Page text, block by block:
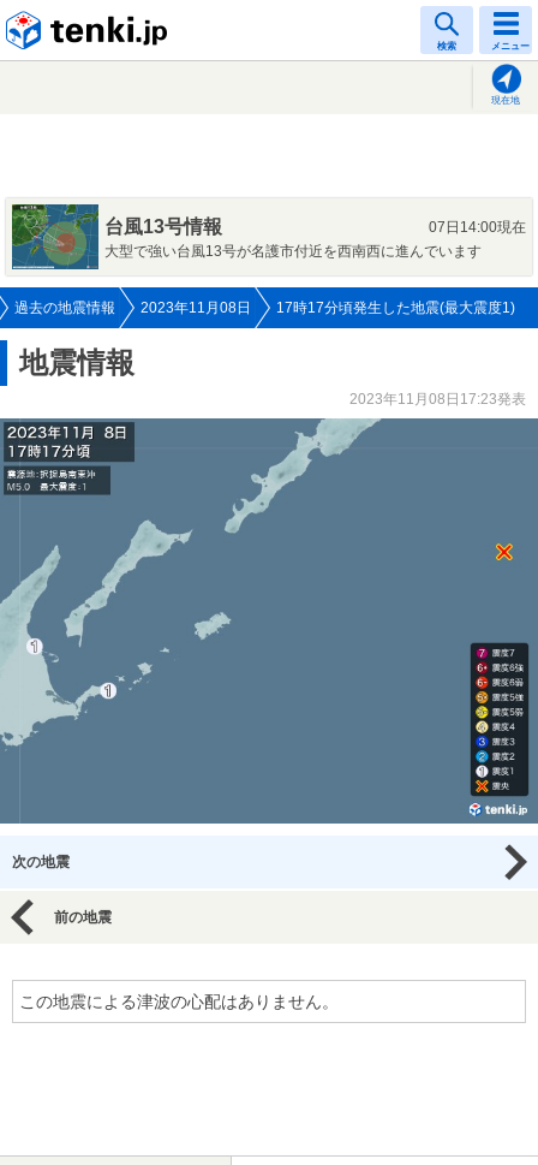
検索 メニュー
現在地
台風13号情報
07日14:00現在
大型で強い台風13号が名護市付近を西南西に進んでいます
過去の地震情報 2023年11月08日 17時17分頃発生した地震(最大震度1)
地震情報
2023年11月08日17:23発表
次の地震
前の地震
この地震による津波の心配はありません。